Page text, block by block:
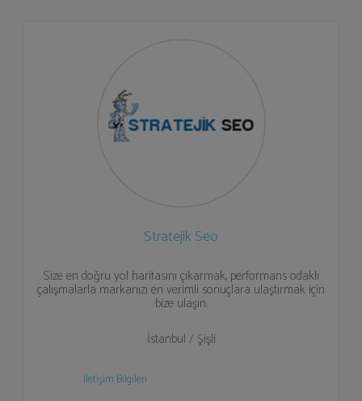
Stratejik Seo
Size en doğru yol haritasını çıkarmak, performans odaklı
çalışmalarla markanızı en verimli sonuçlara ulaştırmak için
bize ulaşın.
İstanbul / Şişli
İletişim Bilgileri